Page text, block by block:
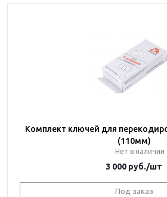
Комплект ключей для
(110мм)
Нет в наличии
3 000 руб./шт
Под заказ